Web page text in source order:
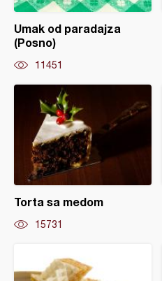
Umak od paradajza
(Posno)
11451
Torta sa medom
15731